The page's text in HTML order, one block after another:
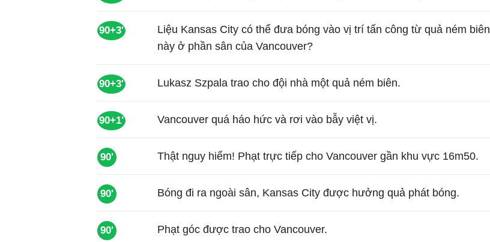
90+3'
Liệu Kansas City có thể đưa bóng vào vị trí tấn công từ quả ném biên
này ở phần sân của Vancouver?
90+3' Lukasz Szpala trao cho đội nhà một quả ném biên.
90+1' Vancouver quá háo hức và rơi vào bẫy việt vị.
90' Thật nguy hiểm! Phạt trực tiếp cho Vancouver gần khu vực 16m50.
90' Bóng đi ra ngoài sân, Kansas City được hưởng quả phát bóng.
90' Phạt góc được trao cho Vancouver.